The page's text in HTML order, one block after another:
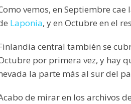
vemos, en Septiembre
Laponia, y en Octubre en el
central también se
por primera vez, y hay
la parte más al sur del
de mirar en los archivos